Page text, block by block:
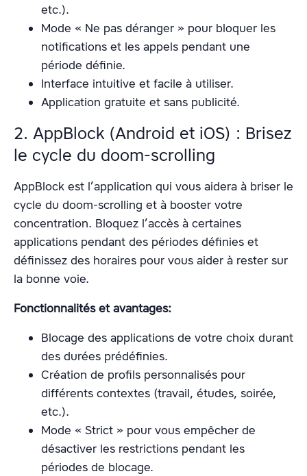
etc.).
Mode « Ne pas déranger » pour bloquer les
notifications et les appels pendant une
période définie.
Interface intuitive et facile à utiliser.
Application gratuite et sans publicité.
2. AppBlock (Android et iOS) : Brisez
le cycle du doom-scrolling
AppBlock est l’application qui vous aidera à briser le
cycle du doom-scrolling et à booster votre
concentration. Bloquez l’accès à certaines
applications pendant des périodes définies et
définissez des horaires pour vous aider à rester sur
la bonne voie.
Fonctionnalités et avantages:
Blocage des applications de votre choix durant
des durées prédéfinies.
Création de profils personnalisés pour
différents contextes (travail, études, soirée,
etc.).
Mode « Strict » pour vous empêcher de
désactiver les restrictions pendant les
périodes de blocage.